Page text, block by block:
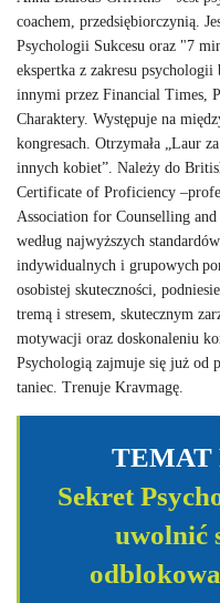
coachem, przedsiębiorczynią.
Psychologii Sukcesu oraz "7
ekspertka z zakresu psychologii
innymi przez Financial Times,
Charaktery. Występuje na
kongresach. Otrzymała „Laur
innych kobiet”. Należy do
Certificate of Proficiency
Association for Counselling and
według najwyższych
indywidualnych i grupowych
osobistej skuteczności,
tremą i stresem, skutecznym
motywacji oraz doskonaleniu
Psychologią zajmuje się już od
taniec. Trenuje Kravmagę.
TEMAT
Sekret
uwolnić